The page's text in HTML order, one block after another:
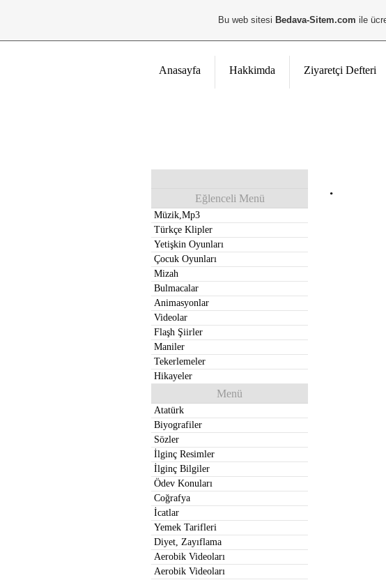
Anasayfa Hakkimda Ziyaretçi Defteri
.
Eğlenceli Menü
Müzik,Mp3
Türkçe Klipler
Yetişkin Oyunları
Çocuk Oyunları
Mizah
Bulmacalar
Animasyonlar
Videolar
Flaşh Şiirler
Maniler
Tekerlemeler
Hikayeler
Menü
Atatürk
Biyografiler
Sözler
İlginç Resimler
İlginç Bilgiler
Ödev Konuları
Coğrafya
İcatlar
Yemek Tarifleri
Diyet, Zayıflama
Aerobik Videoları
Aerobik Videoları
Bu web sitesi Bedava-Sitem.com ile